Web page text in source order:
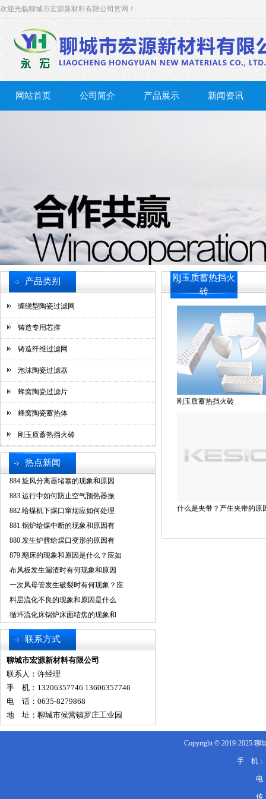
欢迎光临聊城市宏源新材料有限公司官网！
网站首页 公司简介 产品展示 新闻资讯
产品类别
缠绕型陶瓷过滤网
铸造专用芯撑
铸造纤维过滤网
泡沫陶瓷过滤器
蜂窝陶瓷过滤片
蜂窝陶瓷蓄热体
刚玉质蓄热挡火砖
热点新闻
884.旋风分离器堵塞的现象和原因
883.运行中如何防止空气预热器振
882.给煤机下煤口窜烟应如何处理
881.锅炉给煤中断的现象和原因有
880.发生炉膛给煤口变形的原因有
879.翻床的现象和原因是什么？应如
布风板发生漏渣时有何现象和原因
一次风母管发生破裂时有何现象？应
料层流化不良的现象和原因是什么
循环流化床锅炉床面结焦的现象和
联系方式
聊城市宏源新材料有限公司
联系人：许经理
手 机：13206357746 13606357746
电 话：0635-8279868
地 址：聊城市候营镇罗庄工业园
刚玉质蓄热挡火
砖
刚玉质蓄热挡火砖
什么是夹带？产生夹带的原
Copyright © 2019-2025 聊
手 机：
电
传